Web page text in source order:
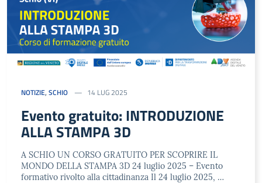
NOTIZIE, SCHIO 14 LUG 2025
Evento gratuito: INTRODUZIONE
ALLA STAMPA 3D
A SCHIO UN CORSO GRATUITO PER SCOPRIRE IL
MONDO DELLA STAMPA 3D 24 luglio 2025 – Evento
formativo rivolto alla cittadinanza Il 24 luglio 2025, …